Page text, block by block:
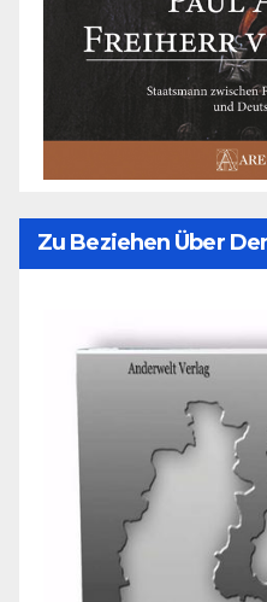
Zu Beziehen Über